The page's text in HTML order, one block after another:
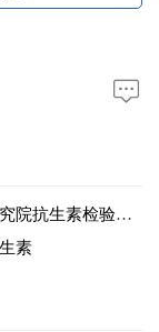
不忘初心 厚积薄发——记甘肃省药品检验研究院抗生素检验研究室
素